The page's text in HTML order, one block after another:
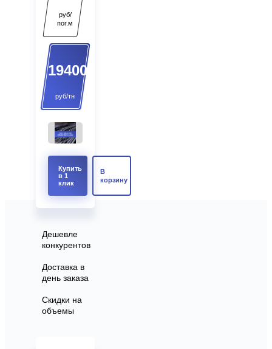
руб/
пог.м
19400
руб/тн
Купить
в 1
клик
В
корзину
Дешевле
конкурентов
Доставка в
день заказа
Скидки на
объемы